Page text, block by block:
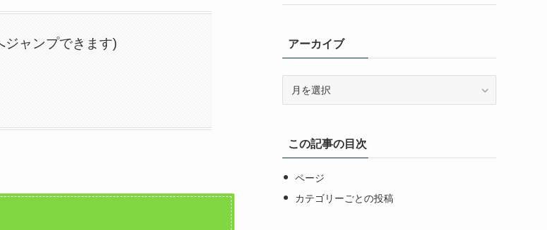
ジャンプできます) アーカイブ
ブこの記事の目次
ページ
カテゴリーごとの投稿